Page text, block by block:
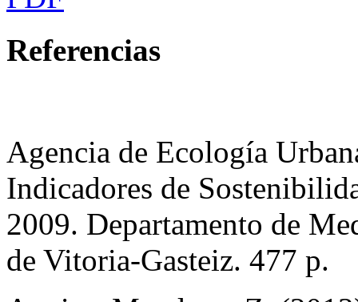
Referencias
Agencia de Ecología
Indicadores de
2009. Departamento de
de Vitoria-Gasteiz. 477 p.